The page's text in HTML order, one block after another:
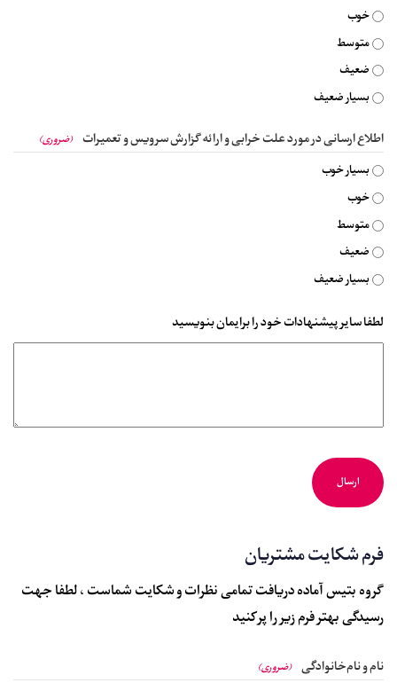
خوب
متوسط
ضعیف
بسیار ضعیف
اطلاع ارسانی در مورد علت خرابی و ارائه گزارش سرویس و تعمیرات (ضروری)
بسیار خوب
خوب
متوسط
ضعیف
بسیار ضعیف
لطفا سایر پیشنهادات خود را برایمان بنویسید
فرم شکایت مشتریان
گروه بتیس آماده دریافت تمامی نظرات و شکایت شماست ، لطفا جهت
رسیدگی بهتر فرم زیر را پر کنید
نام و نام‌خانوادگی (ضروری)